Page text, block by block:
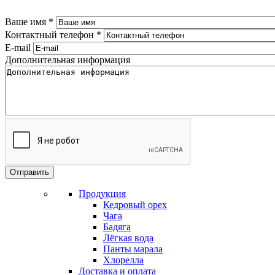
Ваше имя *
Контактный телефон *
E-mail
Дополнительная информация
Продукция
Кедровый орех
Чага
Бадяга
Лёгкая вода
Панты марала
Хлорелла
Доставка и оплата